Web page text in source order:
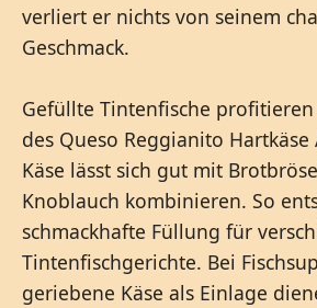
verliert er nichts von seinem
Geschmack.
Gefüllte Tintenfische
des Queso Reggianito
Käse lässt sich gut mit
Knoblauch kombinieren. So
schmackhafte Füllung für
Tintenfischgerichte. Bei
geriebene Käse als Einlage